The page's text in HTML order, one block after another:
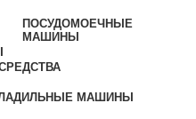
ПОСУДОМОЕЧНЫЕ
МАШИНЫ
МАШИНЫ